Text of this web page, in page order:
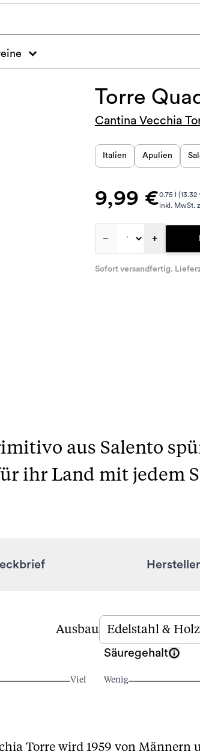
Torre
Cantina Vecchia
Italien Apulien
9,99 €0.75 l (13.32
inkl. MwSt.
– +
Sofort versandfertig.
aus Salento
ihr Land mit jedem
Hersteller
Ausbau Edelstahl &
Viel
Säuregehalt
Wenig
Torre wird 1959 von Männern